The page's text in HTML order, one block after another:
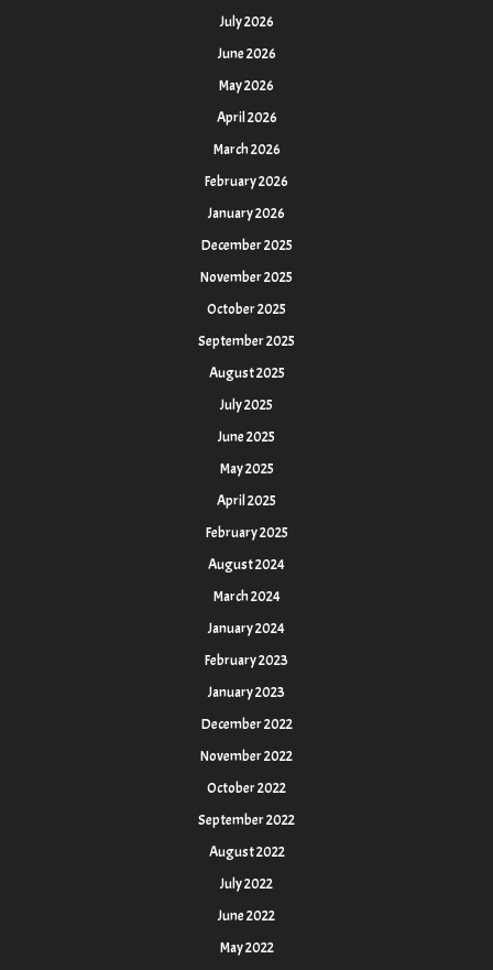
July 2026
June 2026
May 2026
April 2026
March 2026
February 2026
January 2026
December 2025
November 2025
October 2025
September 2025
August 2025
July 2025
June 2025
May 2025
April 2025
February 2025
August 2024
March 2024
January 2024
February 2023
January 2023
December 2022
November 2022
October 2022
September 2022
August 2022
July 2022
June 2022
May 2022